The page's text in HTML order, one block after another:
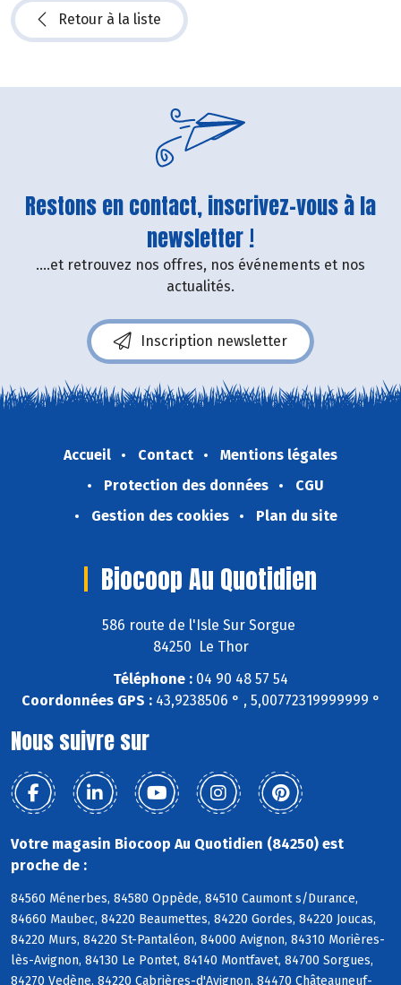
Retour à la liste
Restons en contact, inscrivez-vous à la
newsletter !
....et retrouvez nos offres, nos événements et nos
actualités.
Inscription newsletter
Accueil Contact
Mentions légales
Protection des données
CGU
Gestion des cookies
Plan du site
Biocoop Au Quotidien
586 route de l'Isle Sur Sorgue
84250 Le Thor
Téléphone : 04 90 48 57 54
Coordonnées GPS :43,9238506 ° , 5,00772319999999 °
Nous suivre sur
Votre magasin Biocoop Au Quotidien (84250) est
proche de :
84560 Ménerbes, 84580 Oppède, 84510 Caumont s/Durance,
84660 Maubec, 84220 Beaumettes, 84220 Gordes, 84220 Joucas,
84220 Murs, 84220 St-Pantaléon, 84000 Avignon, 84310 Morières-
lès-Avignon, 84130 Le Pontet, 84140 Montfavet, 84700 Sorgues,
84270 Vedène, 84220 Cabrières-d'Avignon, 84470 Châteauneuf-